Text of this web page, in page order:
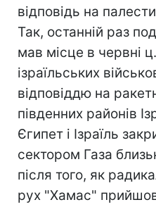
відповідь на
Так, останній раз
мав місце в червні
ізраїльських
відповіддю на
південних районів
Єгипет і Ізраїль
сектором Газа
після того, як
рух "Хамас"